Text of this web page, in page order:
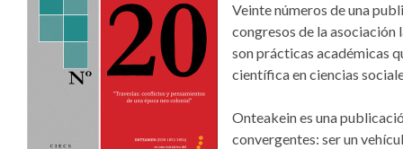
Veinte números de una
congresos de la asociación
son prácticas académicas
científica en ciencias
Onteakein es una
convergentes: ser un